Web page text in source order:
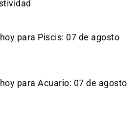
para Piscis: 07 de agosto
para Acuario: 07 de agosto